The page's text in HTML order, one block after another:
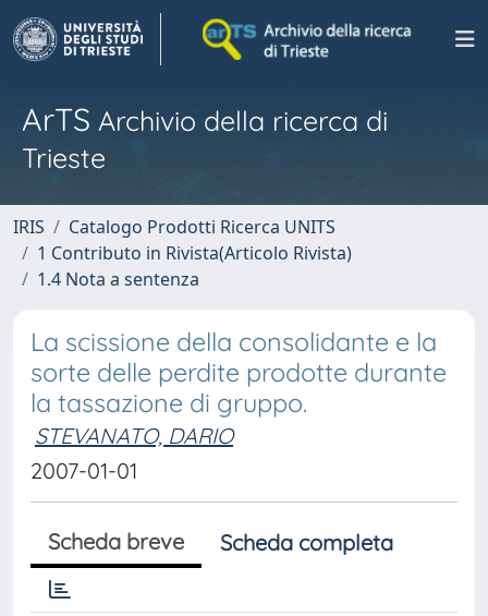
ArTS Archivio della ricerca di
Trieste
IRIS
Catalogo Prodotti Ricerca UNITS
1 Contributo in Rivista(Articolo Rivista)
1.4 Nota a sentenza
La scissione della consolidante e la
sorte delle perdite prodotte durante
la tassazione di gruppo.
STEVANATO, DARIO
2007-01-01
Scheda breve Scheda completa